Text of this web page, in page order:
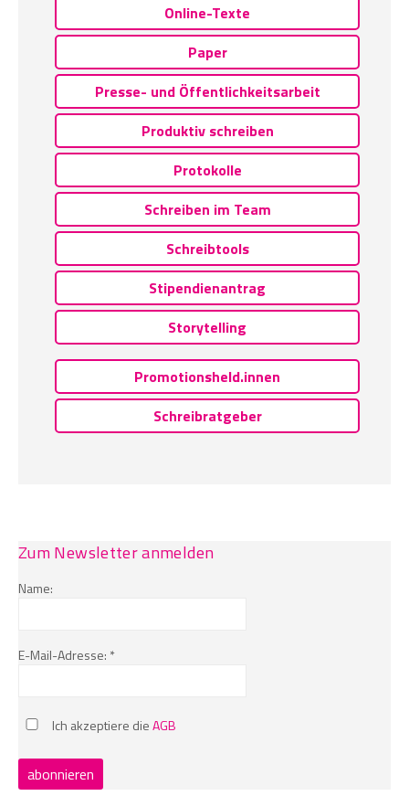
Online-Texte
Paper
Presse- und Öffentlichkeitsarbeit
Produktiv schreiben
Protokolle
Schreiben im Team
Schreibtools
Stipendienantrag
Storytelling
Promotionsheld.innen
Schreibratgeber
Zum Newsletter anmelden
Name:
E-Mail-Adresse: *
Ich akzeptiere dieAGB